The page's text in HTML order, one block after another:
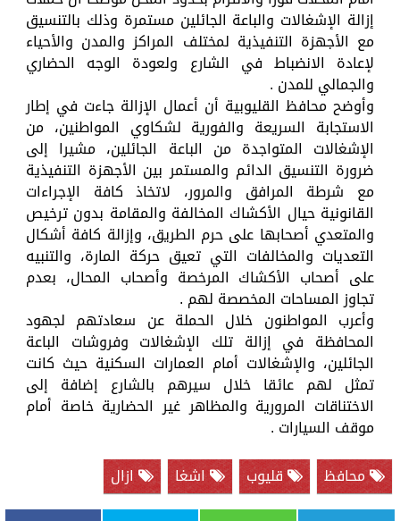
إزالة الإشغالات والباعة الجائلين مستمرة وذلك بالتنسيق
مع الأجهزة التنفيذية لمختلف المراكز والمدن والأحياء
لإعادة الانضباط في الشارع ولعودة الوجه الحضاري
والجمالي للمدن .
وأوضح محافظ القليوبية أن أعمال الإزالة جاءت في إطار
الاستجابة السريعة والفورية لشكاوي المواطنين، من
الإشغالات المتواجدة من الباعة الجائلين، مشيرا إلى
ضرورة التنسيق الدائم والمستمر بين الأجهزة التنفيذية
مع شرطة المرافق والمرور، لاتخاذ كافة الإجراءات
القانونية حيال الأكشاك المخالفة والمقامة بدون ترخيص
والمتعدي أصحابها على حرم الطريق، وإزالة كافة أشكال
التعديات والمخالفات التي تعيق حركة المارة، والتنبيه
على أصحاب الأكشاك المرخصة وأصحاب المحال، بعدم
تجاوز المساحات المخصصة لهم .
وأعرب المواطنون خلال الحملة عن سعادتهم لجهود
المحافظة في إزالة تلك الإشغالات وفروشات الباعة
الجائلين، والإشغالات أمام العمارات السكنية حيث كانت
تمثل لهم عائقا خلال سيرهم بالشارع إضافة إلى
الاختناقات المرورية والمظاهر غير الحضارية خاصة أمام
موقف السيارات .
محافظ
قليوب اشغا ازال